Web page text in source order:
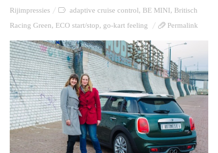
Rijimpressies
adaptive cruise control, BE MINI, Britisch
Racing Green, ECO start/stop, go-kart feeling Permalink